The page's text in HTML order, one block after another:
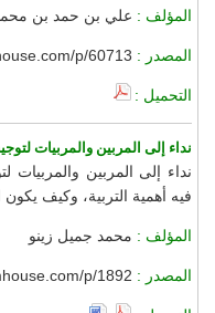
المؤلف : علي بن حمد بن
المصدر : p/60713
التحميل :
نداء إلى المربين والمربيات
نداء إلى المربين والمربيات
فيه أهمية التربية، وكيف
المؤلف : محمد جميل زينو
المصدر : p/1892